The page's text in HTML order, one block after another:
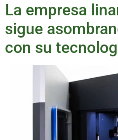
La empresa
sigue
con su